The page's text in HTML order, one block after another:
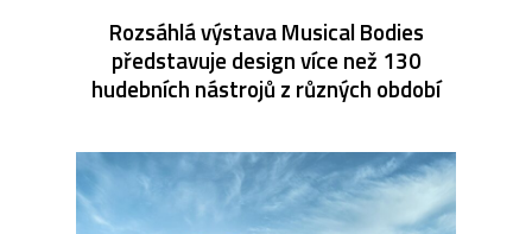
Rozsáhlá výstava Musical Bodies
představuje design více než 130
hudebních nástrojů z různých období